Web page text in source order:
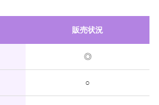
販売状況
◎
○